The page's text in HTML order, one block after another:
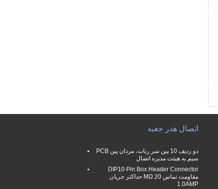
اتصال هدر جعبه
دو ردیف 10 پین سر ربات، مردان پین PCB
سیم به هیئت مدیره اتصال
DIP10 Pin Box Header Connector
مقاومت تماس 20 MΩ حداکثر جریان
1.0AMP